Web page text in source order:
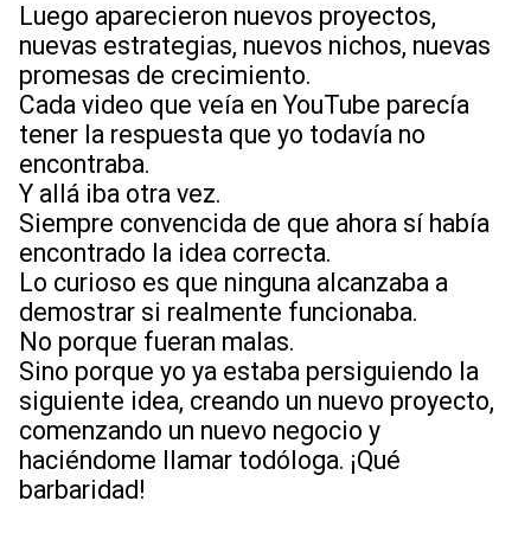
Luego aparecieron nuevos proyectos,
nuevas estrategias, nuevos nichos, nuevas
promesas de crecimiento.
Cada video que veía en YouTube parecía
tener la respuesta que yo todavía no
encontraba.
Y allá iba otra vez.
Siempre convencida de que ahora sí había
encontrado la idea correcta.
Lo curioso es que ninguna alcanzaba a
demostrar si realmente funcionaba.
No porque fueran malas.
Sino porque yo ya estaba persiguiendo la
siguiente idea, creando un nuevo proyecto,
comenzando un nuevo negocio y
haciéndome llamar todóloga. ¡Qué
barbaridad!